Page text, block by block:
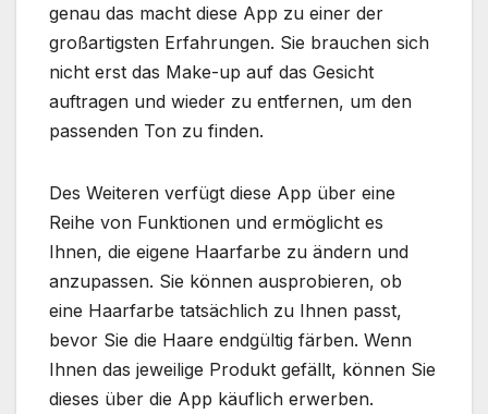
genau das macht diese App zu einer der
großartigsten Erfahrungen. Sie brauchen sich
nicht erst das Make-up auf das Gesicht
auftragen und wieder zu entfernen, um den
passenden Ton zu finden.
Des Weiteren verfügt diese App über eine
Reihe von Funktionen und ermöglicht es
Ihnen, die eigene Haarfarbe zu ändern und
anzupassen. Sie können ausprobieren, ob
eine Haarfarbe tatsächlich zu Ihnen passt,
bevor Sie die Haare endgültig färben. Wenn
Ihnen das jeweilige Produkt gefällt, können Sie
dieses über die App käuflich erwerben.